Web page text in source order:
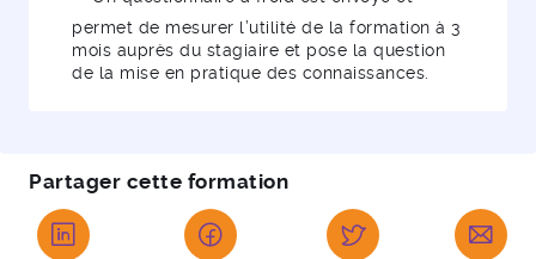
permet de mesurer l’utilité de la formation à 3
mois auprès du stagiaire et pose la question
de la mise en pratique des connaissances.
Partager cette formation